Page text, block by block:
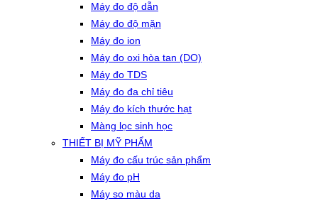
Máy đo độ dẫn
Máy đo độ mặn
Máy đo ion
Máy đo oxi hòa tan (DO)
Máy đo TDS
Máy đo đa chỉ tiêu
Máy đo kích thước hạt
Màng lọc sinh học
THIẾT BỊ MỸ PHẨM
Máy đo cấu trúc sản phẩm
Máy đo pH
Máy so màu da